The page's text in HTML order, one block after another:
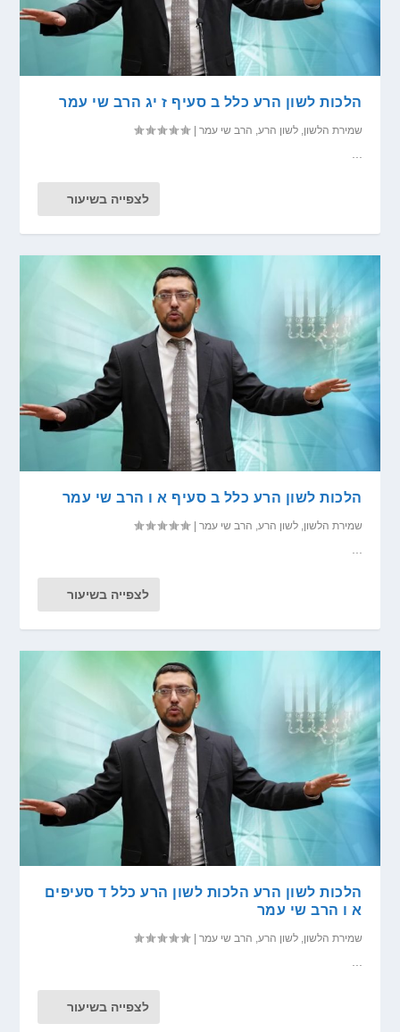
הלכות לשון הרע כלל ב סעיף ז יג הרב שי עמר
שמירת הלשון ,לשון הרע הרב שי עמר |
לצפייה בשיעור
הלכות לשון הרע כלל ב סעיף א ו הרב שי עמר
שמירת הלשון ,לשון הרע הרב שי עמר |
לצפייה בשיעור
הלכות לשון הרע הלכות לשון הרע כלל ד סעיפים
א ו הרב שי עמר
שמירת הלשון,לשון הרע, הרב שי עמר |
...
לצפייה בשיעור